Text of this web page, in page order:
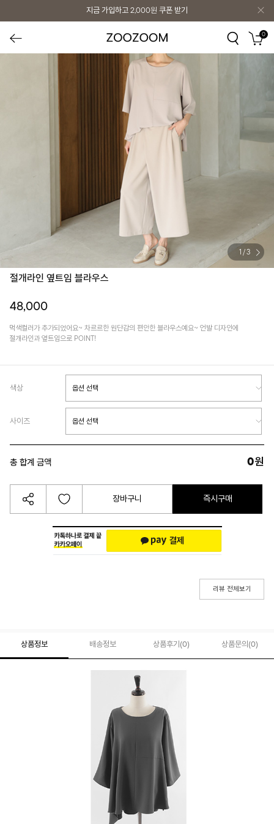
지금 가입하고 2,000원 쿠폰 받기
0
/ 3
절개라인 옆트임 블라우스
48,000
먹색컬러가 추가되었어요~ 차르르한 원단감의 편안한 블라우스예요~ 언발 디자인에
절개라인과 옆트임으로 POINT!
색상
사이즈
총 합계 금액 0원
장바구니 즉시구매
리뷰 전체보기
상품정보 배송정보 상품후기(0) 상품문의 (0)